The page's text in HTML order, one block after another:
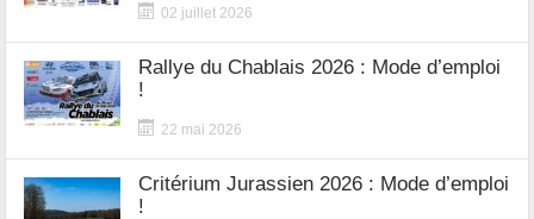
02 juillet 2026
Rallye du Chablais 2026 : Mode d’emploi
!
22 mai 2026
Critérium Jurassien 2026 : Mode d’emploi
!